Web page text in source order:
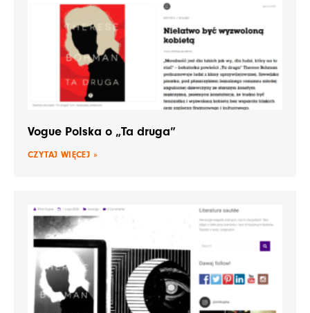
Vogue Polska o „Ta druga”
CZYTAJ WIĘCEJ »